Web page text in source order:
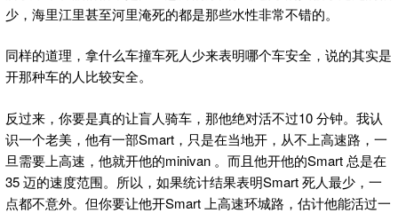
少，海里江里甚至河里淹死的都是那些水性非常不错的。
同样的道理，拿什么车撞车死人少来表明哪个车安全，说的其实是
开那种车的人比较安全。
反过来，你要是真的让盲人骑车，那他绝对活不过10 分钟。我认
识一个老美，他有一部Smart，只是在当地开，从不上高速路，一
旦需要上高速，他就开他的minivan 。而且他开他的Smart 总是在
35 迈的速度范围。所以，如果统计结果表明Smart 死人最少，一
点都不意外。但你要让他开Smart 上高速环城路，估计他能活过一